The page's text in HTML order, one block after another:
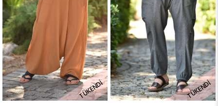
TÜKENDI TÜKENDI